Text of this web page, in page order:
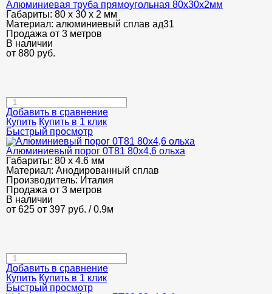
Алюминиевая труба прямоугольная 80х30х2мм
Габариты: 80 х 30 х 2 мм
Материал: алюминиевый сплав ад31
Продажа от 3 метров
В наличии
от 880 руб.
Добавить в сравнение
Купить Купить в 1 клик
Быстрый просмотр
Алюминиевый порог 0Т81 80х4,6 ольха
Габариты: 80 х 4.6 мм
Материал: Анодированный сплав
Производитель: Италия
Продажа от 3 метров
В наличии
от 625 от 397 руб. / 0.9м
Добавить в сравнение
Купить Купить в 1 клик
Быстрый просмотр